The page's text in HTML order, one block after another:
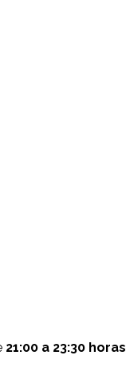
21:00 a 23:30 horas